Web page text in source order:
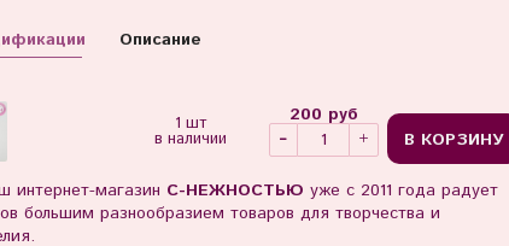
1 шт
в наличии
200 руб
В КОРЗИНУ
магазин С-НЕЖНОСТЬЮ уже с 2011 года радует
большим разнообразием товаров для творчества и
Описание